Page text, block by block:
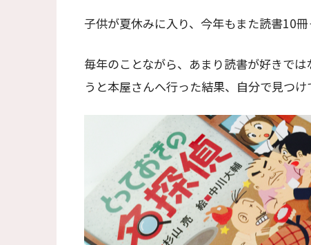
子供が夏休みに入り、今年もまた読書10
毎年のことながら、あまり読書が好きで
うと本屋さんへ行った結果、自分で見つけ